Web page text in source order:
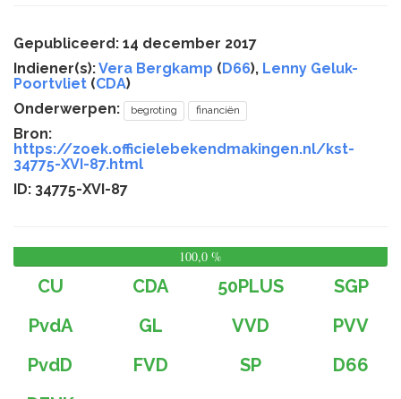
Gepubliceerd: 14 december 2017
Indiener(s):Vera Bergkamp (D66), Lenny Geluk-
Poortvliet (CDA)
Onderwerpen:
begroting financiën
Bron:
https://zoek.officielebekendmakingen.nl/kst-
34775-XVI-87.html
ID: 34775-XVI-87
100,0 %
CU CDA 50PLUS
SGP
PvdA
GL VVD
PVV
PvdD
FVD SP
D66